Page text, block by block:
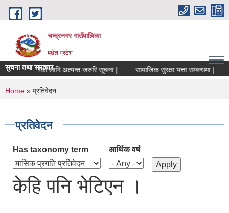
Skip to main content
चन्द्रनगर गाउँपालिका
मधेश प्रदेश
सुचना तथा समाचार
संचालकहरुको लागि अत्यन्त जरुरि सूचना | सामाजिक सुरक्षा भत्ता सम्बन्धमा |
You are here
Home » प्रतिवेदन
प्रतिवेदन
Has taxonomy term आर्थिक वर्ष
केहि पनि भेटिएन ।